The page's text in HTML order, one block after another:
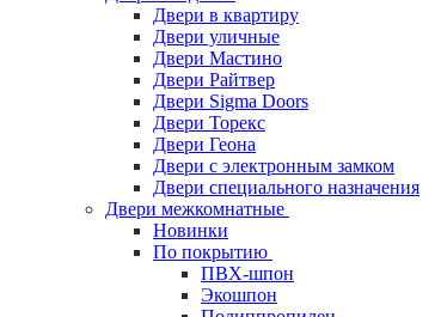
Двери в квартиру
Двери уличные
Двери Мастино
Двери Райтвер
Двери Sigma Doors
Двери Торекс
Двери Геона
Двери с электронным замком
Двери специального назначения
Двери межкомнатные
Новинки
По покрытию
ПВХ-шпон
Экошпон